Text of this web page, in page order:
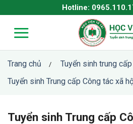
to
content
Hotline:
Trang chủ / Tuyển sinh trung cấp
Tuyển sinh Trung cấp Công tác xã
Tuyển sinh Trung cấp